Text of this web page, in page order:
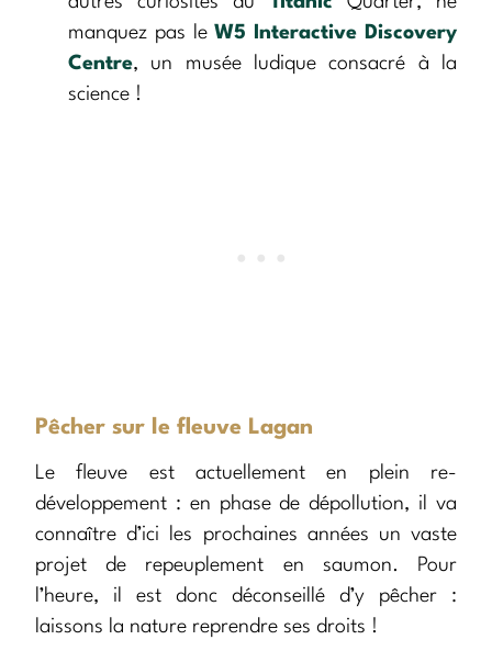
manquez pas leW5 Interactive Discovery
Centre, un musée ludique consacré à la
science !
Pêcher sur le fleuve Lagan
Le fleuve est actuellement en plein re-
développement : en phase de dépollution, il va
connaître d’ici les prochaines années un vaste
projet de repeuplement en saumon. Pour
l’heure, il est donc déconseillé d’y pêcher :
laissons la nature reprendre ses droits !